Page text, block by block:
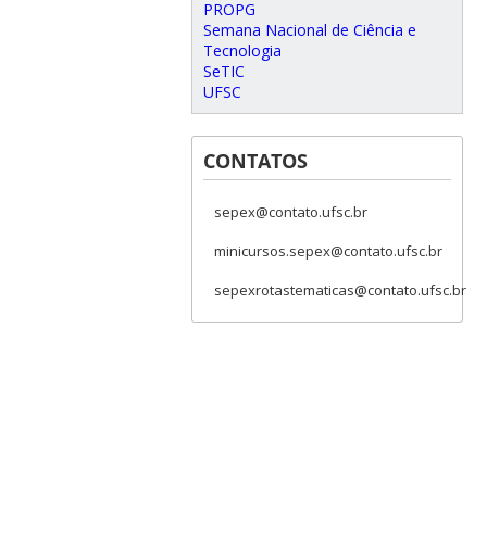
PROPG
Semana Nacional de Ciência e
Tecnologia
SeTIC
UFSC
CONTATOS
sepex@contato.ufsc.br
minicursos.sepex@contato.ufsc.br
sepexrotastematicas@contato.ufsc.br